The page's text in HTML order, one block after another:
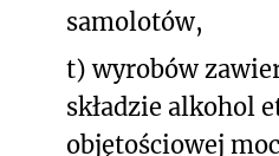
samolotów,
t) wyrobów
składzie alkohol
objętościowej